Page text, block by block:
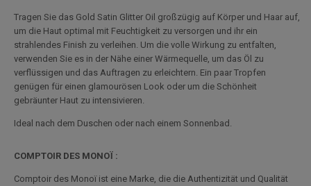
Tragen Sie das Gold Satin Glitter Oil großzügig auf Körper und Haar auf,
um die Haut optimal mit Feuchtigkeit zu versorgen und ihr ein
strahlendes Finish zu verleihen. Um die volle Wirkung zu entfalten,
verwenden Sie es in der Nähe einer Wärmequelle, um das Öl zu
verflüssigen und das Auftragen zu erleichtern. Ein paar Tropfen
genügen für einen glamourösen Look oder um die Schönheit
gebräunter Haut zu intensivieren.
Ideal nach dem Duschen oder nach einem Sonnenbad.
COMPTOIR DES MONOÏ :
Comptoir des Monoï ist eine Marke, die die Authentizität und Qualität